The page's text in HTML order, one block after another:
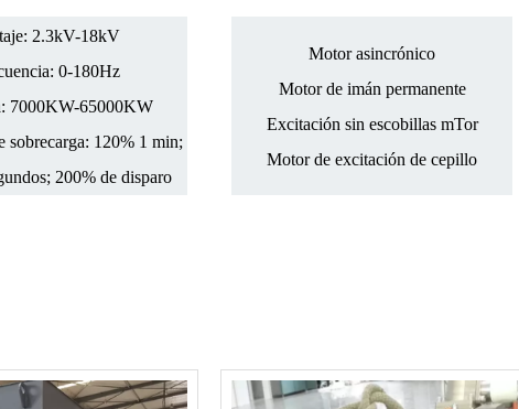
2.3kV-18kV
0-180Hz
7000KW-65000KW
sobrecarga: 120% 1 min;
200% de disparo
Motor asincrónico
Motor de imán permanente
Excitación sin escobillas mTor
Motor de excitación de cepillo